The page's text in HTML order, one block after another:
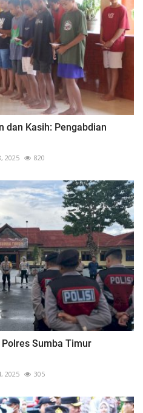
dan Kasih: Pengabdian
2025 820
Sumba Timur
2025 305